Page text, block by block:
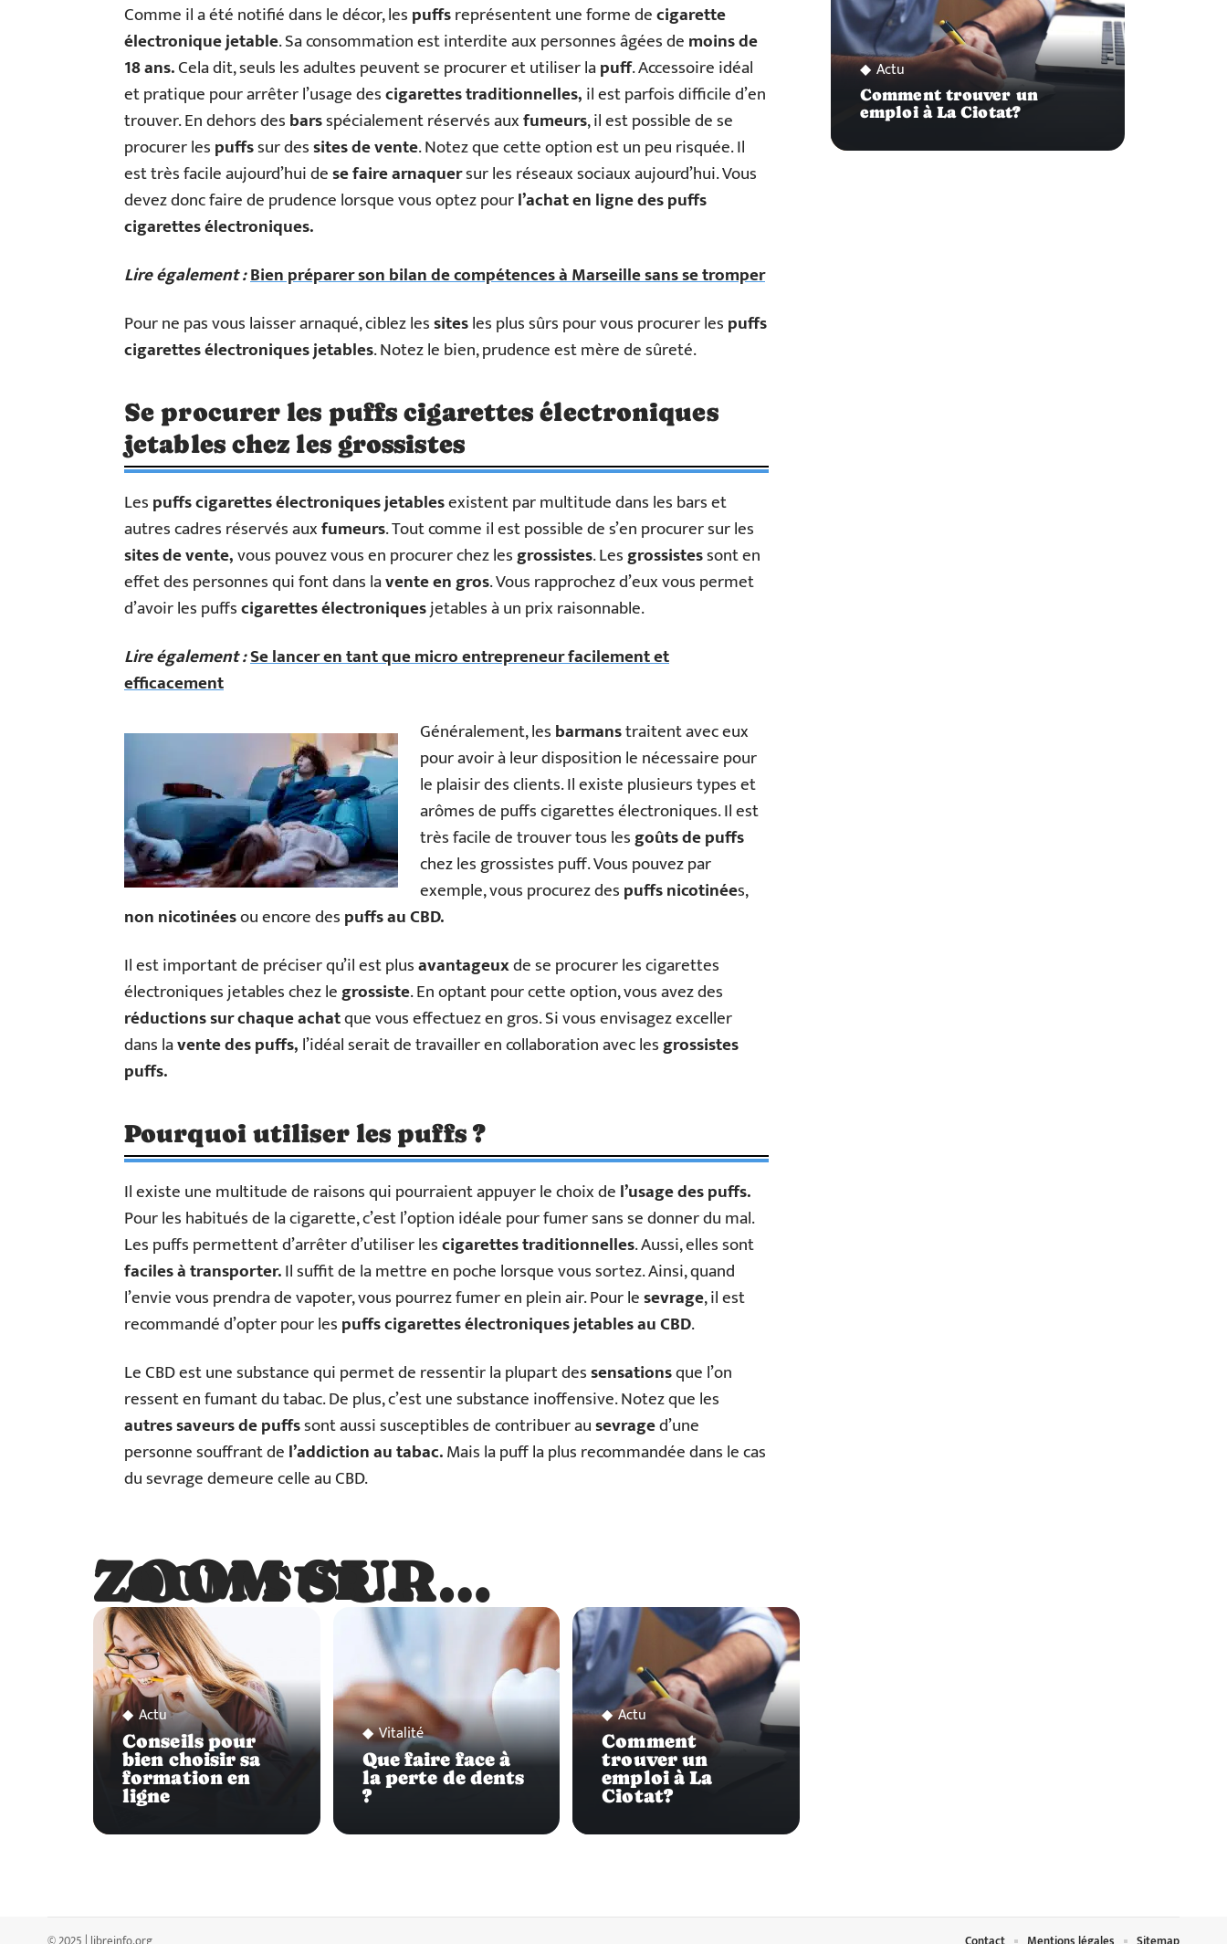
Comme il a été notifié dans le décor, lespuffsreprésentent une forme decigarette
électronique jetable. Sa consommation est interdite aux personnes âgées demoins de
18 ans.Cela dit, seuls les adultes peuvent se procurer et utiliser lapuff. Accessoire idéal
et pratique pour arrêter l’usage descigarettes traditionnelles,il est parfois difficile d’en
trouver. En dehors desbarsspécialement réservés auxfumeurs, il est possible de se
procurer lespuffssur dessites de vente. Notez que cette option est un peu risquée. Il
est très facile aujourd’hui dese faire arnaquersur les réseaux sociaux aujourd’hui. Vous
devez donc faire de prudence lorsque vous optez pourl’achat en ligne des puffs
cigarettes électroniques.
Lire également :Bien préparer son bilan de compétences à Marseille sans se tromper
Pour ne pas vous laisser arnaqué, ciblez lessitesles plus sûrs pour vous procurer lespuffs
cigarettesélectroniquesjetables. Notez le bien, prudence est mère de sûreté.
Se procurer les puffs cigarettes électroniques
jetables chez les grossistes
Lespuffs cigarettes électroniques jetablesexistent par multitude dans les bars et
autres cadres réservés auxfumeurs. Tout comme il est possible de s’en procurer sur les
sites de vente,vous pouvez vous en procurer chez lesgrossistes. Lesgrossistessont en
effet des personnes qui font dans lavente en gros. Vous rapprochez d’eux vous permet
d’avoir les puffscigarettes électroniquesjetables à un prix raisonnable.
Lire également :Se lancer en tant que micro entrepreneur facilement et
efficacement
Généralement, lesbarmanstraitent avec eux
pour avoir à leur disposition le nécessaire pour
le plaisir des clients. Il existe plusieurs types et
arômes de puffs cigarettes électroniques. Il est
très facile de trouver tous lesgoûts de puffs
chez les grossistes puff. Vous pouvez par
exemple, vous procurez despuffs nicotinées,
non nicotinéesou encore despuffs au CBD.
Il est important de préciser qu’il est plusavantageuxde se procurer les cigarettes
électroniques jetables chez legrossiste. En optant pour cette option, vous avez des
réductions sur chaque achatque vous effectuez en gros. Si vous envisagez exceller
dans lavente des puffs,l’idéal serait de travailler en collaboration avec lesgrossistes
puffs.
Pourquoi utiliser les puffs ?
Il existe une multitude de raisons qui pourraient appuyer le choix del’usage des puffs.
Pour les habitués de la cigarette, c’est l’option idéale pour fumer sans se donner du mal.
Les puffs permettent d’arrêter d’utiliser lescigarettes traditionnelles. Aussi, elles sont
faciles à transporter.Il suffit de la mettre en poche lorsque vous sortez. Ainsi, quand
l’envie vous prendra de vapoter, vous pourrez fumer en plein air. Pour lesevrage, il est
recommandé d’opter pour lespuffs cigarettes électroniques jetables au CBD.
Le CBD est une substance qui permet de ressentir la plupart dessensationsque l’on
ressent en fumant du tabac. De plus, c’est une substance inoffensive. Notez que les
autres saveurs de puffssont aussi susceptibles de contribuer ausevraged’une
personne souffrant del’addiction au tabac.Mais la puff la plus recommandée dans le cas
du sevrage demeure celle au CBD.
ZOOM SUR…
ZOOM SUR…
Actu
Conseils pour
bien choisir sa
formation en
ligne
Vitalité
Que faire face à
la perte de dents
?
Actu
Comment
trouver un
emploi à La
Ciotat?
Actu
Comment trouver un
emploi à La Ciotat?